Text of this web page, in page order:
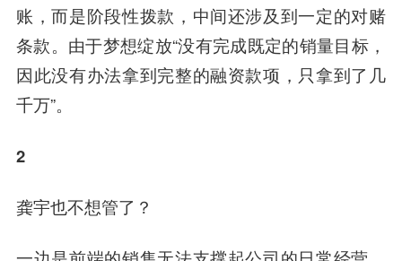
账，而是阶段性拨款，中间还涉及到一定的对赌
条款。由于梦想绽放“没有完成既定的销量目标，
因此没有办法拿到完整的融资款项，只拿到了几
千万”。
2
龚宇也不想管了？